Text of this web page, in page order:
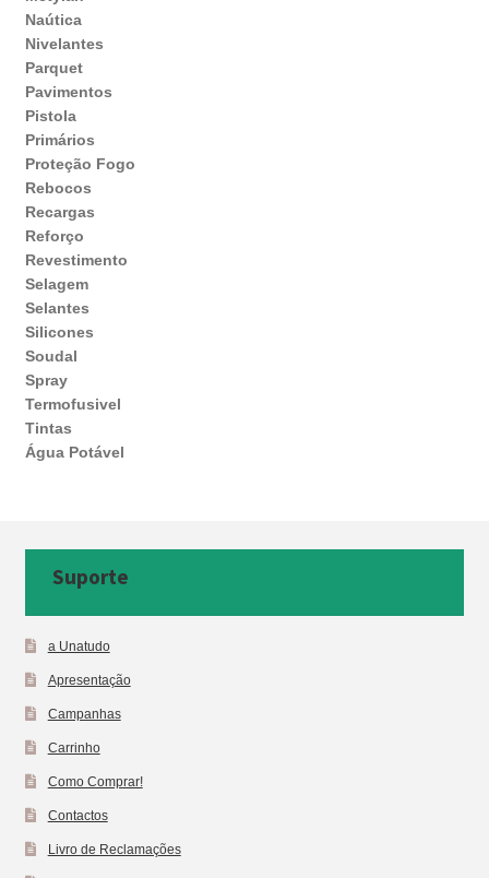
Naútica
Nivelantes
Parquet
Pavimentos
Pistola
Primários
Proteção Fogo
Rebocos
Recargas
Reforço
Revestimento
Selagem
Selantes
Silicones
Soudal
Spray
Termofusivel
Tintas
Água Potável
Suporte
a Unatudo
Apresentação
Campanhas
Carrinho
Como Comprar!
Contactos
Livro de Reclamações